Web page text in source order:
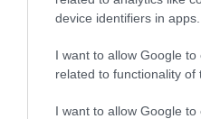
device identifiers in apps.
I want to allow Google to
related to functionality of
I want to allow Google to
Κασετίνα με ξύστρες και
τεμαχίων) Satra